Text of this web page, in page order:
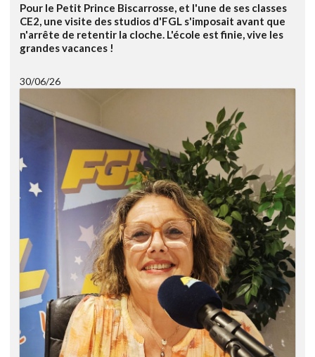
Pour le Petit Prince Biscarrosse, et l'une de ses classes
CE2, une visite des studios d'FGL s'imposait avant que
n'arrête de retentir la cloche. L'école est finie, vive les
grandes vacances !
30/06/26